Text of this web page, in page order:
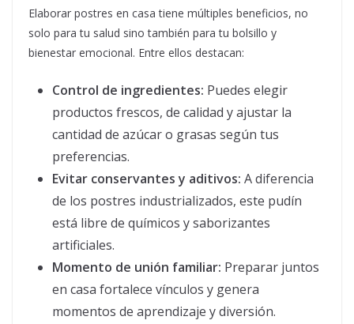
Elaborar postres en casa tiene múltiples beneficios, no
solo para tu salud sino también para tu bolsillo y
bienestar emocional. Entre ellos destacan:
Control de ingredientes: Puedes elegir
productos frescos, de calidad y ajustar la
cantidad de azúcar o grasas según tus
preferencias.
Evitar conservantes y aditivos: A diferencia
de los postres industrializados, este pudín
está libre de químicos y saborizantes
artificiales.
Momento de unión familiar: Preparar juntos
en casa fortalece vínculos y genera
momentos de aprendizaje y diversión.